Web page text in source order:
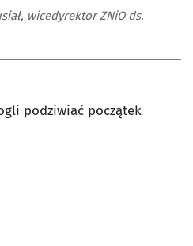
wicedyrektor ZNiO ds.
podziwiać początek